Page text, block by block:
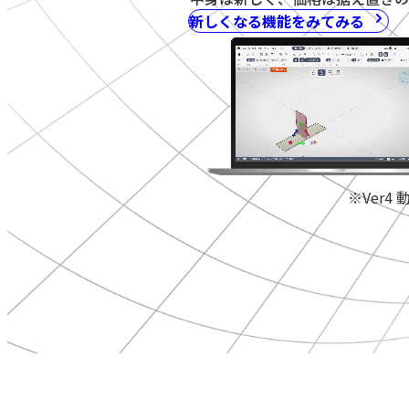
新しくなる機能をみてみる
※Ver4